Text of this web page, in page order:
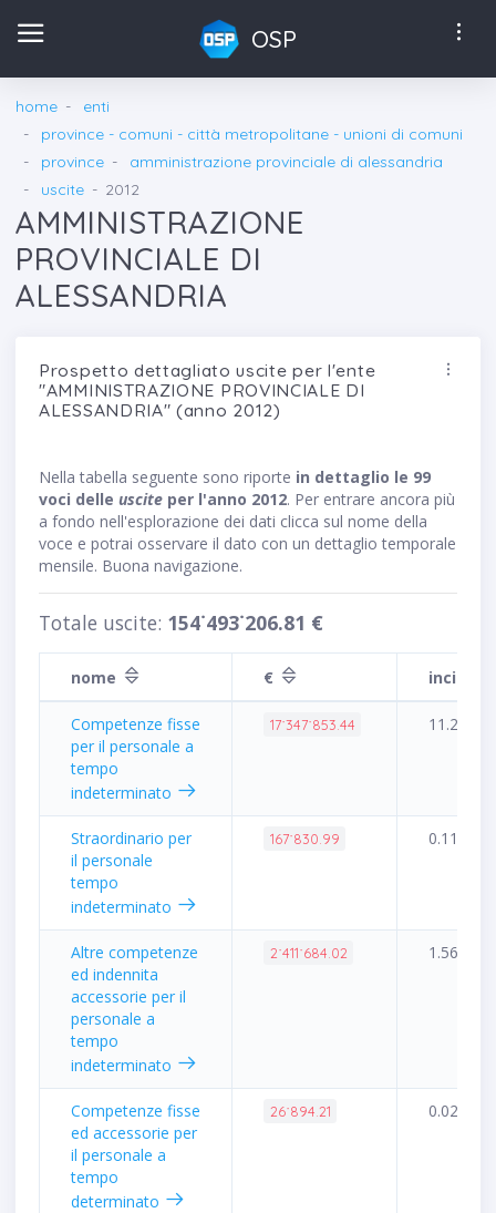
OSP
home
enti
province - comuni - città metropolitane - unioni di comuni
province
amministrazione provinciale di alessandria
uscite
2012
AMMINISTRAZIONE
PROVINCIALE DI
ALESSANDRIA
Prospetto dettagliato uscite per l'ente
"AMMINISTRAZIONE PROVINCIALE DI
ALESSANDRIA" (anno 2012)
Nella tabella seguente sono riporte in dettaglio le 99
voci delle uscite per l'anno 2012. Per entrare ancora più
a fondo nell'esplorazione dei dati clicca sul nome della
voce e potrai osservare il dato con un dettaglio temporale
mensile. Buona navigazione.
Totale uscite: 154˙493˙206.81 €
nome €
Competenze fisse
per il personale a
tempo
indeterminato
17˙347˙853.44 11.23%
Straordinario per
il personale
tempo
indeterminato
167˙830.99 0.11%
Altre competenze
ed indennita
accessorie per il
personale a
tempo
indeterminato
2˙411˙684.02 1.56%
Competenze fisse
ed accessorie per
il personale a
tempo
determinato
26˙894.21 0.02%